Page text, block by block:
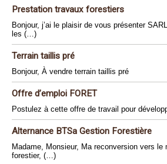
Prestation travaux forestiers
Bonjour, j’ai le plaisir de vous présenter
les (…)
Terrain taillis pré
Bonjour, À vendre terrain taillis pré
Offre d’emploi FORET
Postulez à cette offre de travail pour
Alternance BTSa Gestion Forestière
Madame, Monsieur, Ma reconversion vers le
forestier, (…)